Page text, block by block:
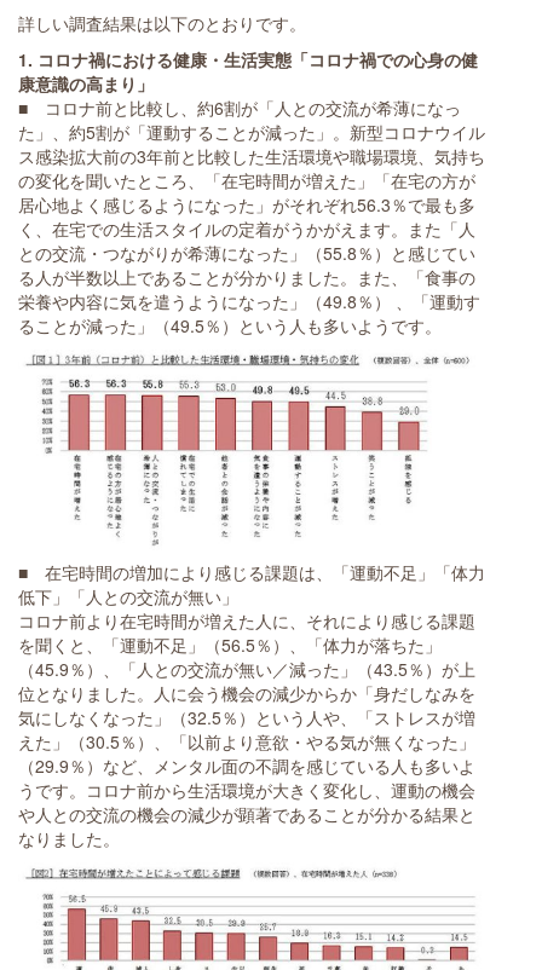
詳しい調査結果は以下のとおりです。
1. コロナ禍における健康・生活実態「コロナ禍での心身の健
康意識の高まり」
■ コロナ前と比較し、約6割が「人との交流が希薄になっ
た」、約5割が「運動することが減った」。新型コロナウイル
ス感染拡大前の3年前と比較した生活環境や職場環境、気持ち
の変化を聞いたところ、「在宅時間が増えた」「在宅の方が
居心地よく感じるようになった」がそれぞれ56.3％で最も多
く、在宅での生活スタイルの定着がうかがえます。また「人
との交流・つながりが希薄になった」（55.8％）と感じてい
る人が半数以上であることが分かりました。また、「食事の
栄養や内容に気を遣うようになった」（49.8％） 、「運動す
ることが減った」（49.5％）という人も多いようです。
■ 在宅時間の増加により感じる課題は、「運動不足」「体力
低下」「人との交流が無い」
コロナ前より在宅時間が増えた人に、それにより感じる課題
を聞くと、「運動不足」（56.5％）、「体力が落ちた」
（45.9％）、「人との交流が無い／減った」（43.5％）が上
位となりました。人に会う機会の減少からか「身だしなみを
気にしなくなった」（32.5％）という人や、「ストレスが増
えた」（30.5％）、「以前より意欲・やる気が無くなった」
（29.9％）など、メンタル面の不調を感じている人も多いよ
うです。コロナ前から生活環境が大きく変化し、運動の機会
や人との交流の機会の減少が顕著であることが分かる結果と
なりました。